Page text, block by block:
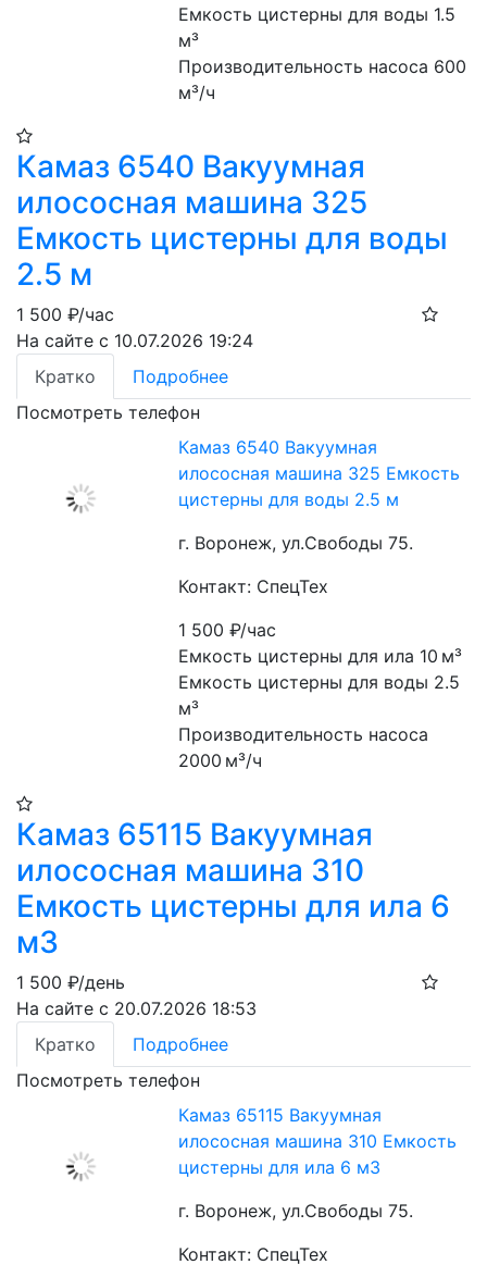
Емкость цистерны для воды 1.5
м³
Производительность насоса 600
м³/ч
Камаз 6540 Вакуумная
илососная машина 325
Емкость цистерны для воды
2.5 м
1 500 ₽/час
На сайте с 10.07.2026 19:24
Кратко
Подробнее
Посмотреть телефон
Камаз 6540 Вакуумная
илососная машина 325 Емкость
цистерны для воды 2.5 м
г. Воронеж, ул.Свободы 75.
Контакт: СпецТех
1 500₽/час
Емкость цистерны для ила 10 м³
Емкость цистерны для воды 2.5
м³
Производительность насоса
2000 м³/ч
Камаз 65115 Вакуумная
илососная машина 310
Емкость цистерны для ила 6
м3
1 500 ₽/день
На сайте с 20.07.2026 18:53
Кратко
Подробнее
Посмотреть телефон
Камаз 65115 Вакуумная
илососная машина 310 Емкость
цистерны для ила 6 м3
г. Воронеж, ул.Свободы 75.
Контакт: СпецТех